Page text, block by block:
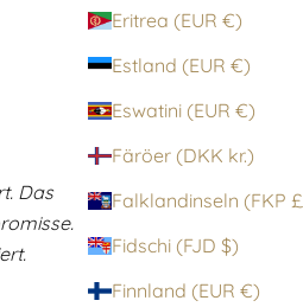
Eritrea (EUR €)
Estland (EUR €)
Eswatini (EUR €)
Färöer (DKK kr.)
Fidschi (FJD $)
Finnland (EUR €)
Das